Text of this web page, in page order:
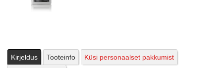
Kirjeldus Tooteinfo
Küsi personaalset pakkumist